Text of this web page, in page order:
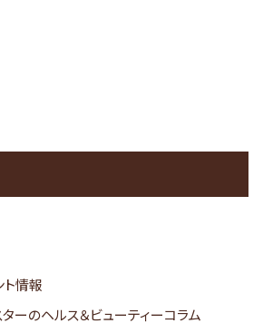
ト情報
ーのヘルス＆ビューティーコラム